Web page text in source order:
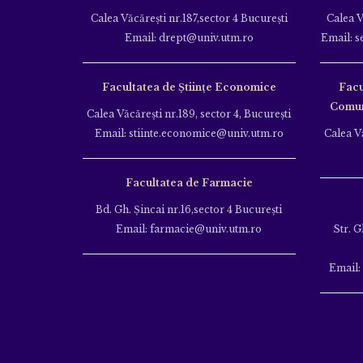
Calea Văcăreşti nr.187,sector 4 Bucureşti
Email: drept@univ.utm.ro
Facultatea de Științe Economice
Calea Văcăreşti nr.189, sector 4, Bucureşti
Email: stiinte.economice@univ.utm.ro
Facultatea de Farmacie
Bd. Gh. Şincai nr.16,sector 4 Bucureşti
Email: farmacie@univ.utm.ro
Calea
Email:
Calea
Str.
Email: